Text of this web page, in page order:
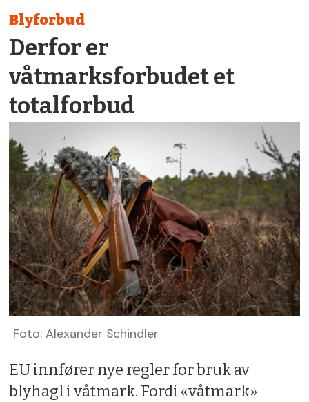
Blyforbud
Derfor er
våtmarksforbudet et
totalforbud
Foto: Alexander Schindler
EU innfører nye regler for bruk av
blyhagl i våtmark. Fordi «våtmark»